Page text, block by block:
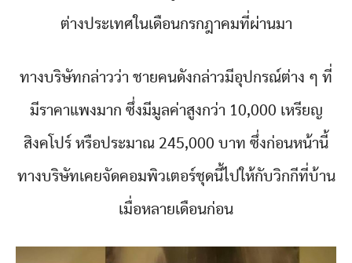
ต่างประเทศในเดือนกรกฎาคมที่ผ่านมา
ทางบริษัทกล่าวว่า ชายคนดังกล่าวมีอุปกรณ์ต่าง ๆ ที่
มีราคาแพงมาก ซึ่งมีมูลค่าสูงกว่า 10,000 เหรียญ
สิงคโปร์ หรือประมาณ 245,000 บาท ซึ่งก่อนหน้านี้
ทางบริษัทเคยจัดคอมพิวเตอร์ชุดนี้ไปให้กับวิกกีที่บ้าน
เมื่อหลายเดือนก่อน